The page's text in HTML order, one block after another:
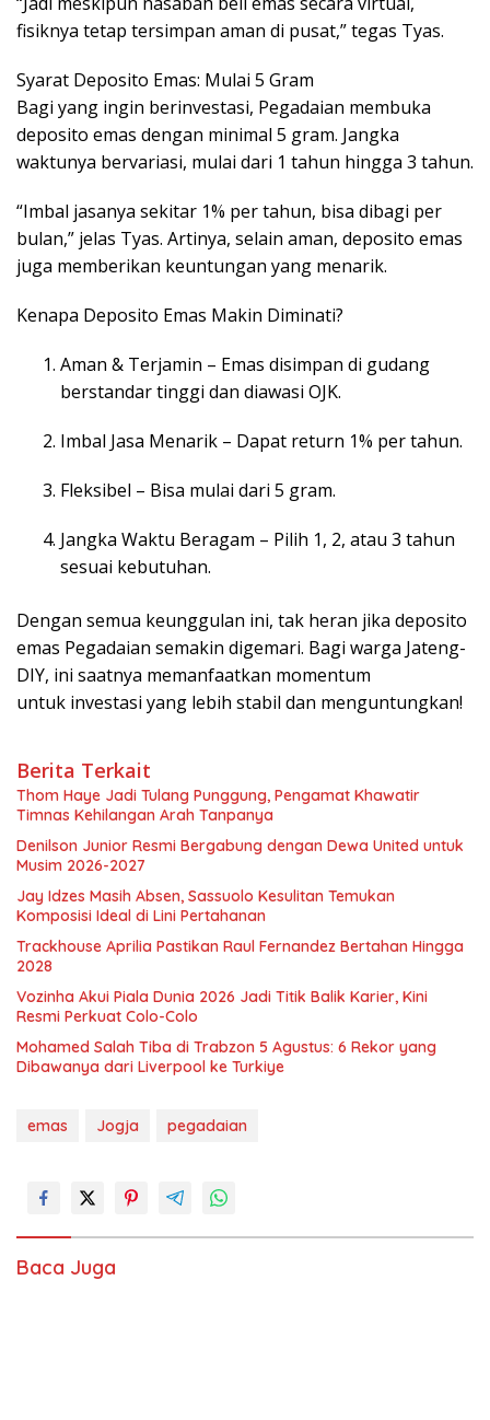
fisiknya tetap tersimpan aman di pusat,” tegas Tyas.
Syarat Deposito Emas: Mulai 5 Gram
Bagi yang ingin berinvestasi, Pegadaian membuka
deposito emas dengan minimal 5 gram. Jangka
waktunya bervariasi, mulai dari 1 tahun hingga 3 tahun.
“Imbal jasanya sekitar 1% per tahun, bisa dibagi per
bulan,” jelas Tyas. Artinya, selain aman, deposito emas
juga memberikan keuntungan yang menarik.
Kenapa Deposito Emas Makin Diminati?
Aman & Terjamin – Emas disimpan di gudang
berstandar tinggi dan diawasi OJK.
Imbal Jasa Menarik – Dapat return 1% per tahun.
Fleksibel – Bisa mulai dari 5 gram.
Jangka Waktu Beragam – Pilih 1, 2, atau 3 tahun
sesuai kebutuhan.
Dengan semua keunggulan ini, tak heran jika deposito
emas Pegadaian semakin digemari. Bagi warga Jateng-
DIY, ini saatnya memanfaatkan momentum
untuk investasi yang lebih stabil dan menguntungkan!
Berita Terkait
Thom Haye Jadi Tulang Punggung, Pengamat Khawatir
Timnas Kehilangan Arah Tanpanya
Denilson Junior Resmi Bergabung dengan Dewa United untuk
Musim 2026-2027
Jay Idzes Masih Absen, Sassuolo Kesulitan Temukan
Komposisi Ideal di Lini Pertahanan
Trackhouse Aprilia Pastikan Raul Fernandez Bertahan Hingga
2028
Vozinha Akui Piala Dunia 2026 Jadi Titik Balik Karier, Kini
Resmi Perkuat Colo-Colo
Mohamed Salah Tiba di Trabzon 5 Agustus: 6 Rekor yang
Dibawanya dari Liverpool ke Turkiye
emas Jogja pegadaian
Baca Juga